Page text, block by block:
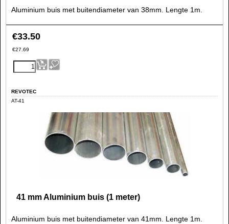
Aluminium buis met buitendiameter van 38mm. Lengte 1m.
€33.50
€27.69
REVOTEC
AT-41
41 mm Aluminium buis (1 meter)
Aluminium buis met buitendiameter van 41mm. Lengte 1m.